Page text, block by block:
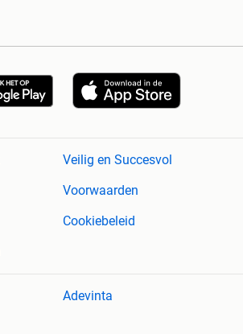
Veilig en Succesvol
Voorwaarden
Cookiebeleid
Adevinta